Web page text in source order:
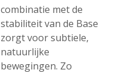
combinatie met de
stabiliteit van de Base
zorgt voor subtiele,
natuurlijke
bewegingen. Zo